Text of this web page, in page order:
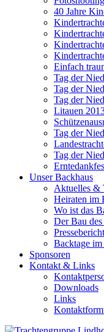
40 Jahre
Einfach
Tag der
Tag der
Tag der
Litauen
Tag der
Tag der
Unser Backhaus
Aktuelles &
Heiraten im
Wo ist das
Der Bau
Backtage
Sponsoren
Kontakt & Links
Downloads
Links